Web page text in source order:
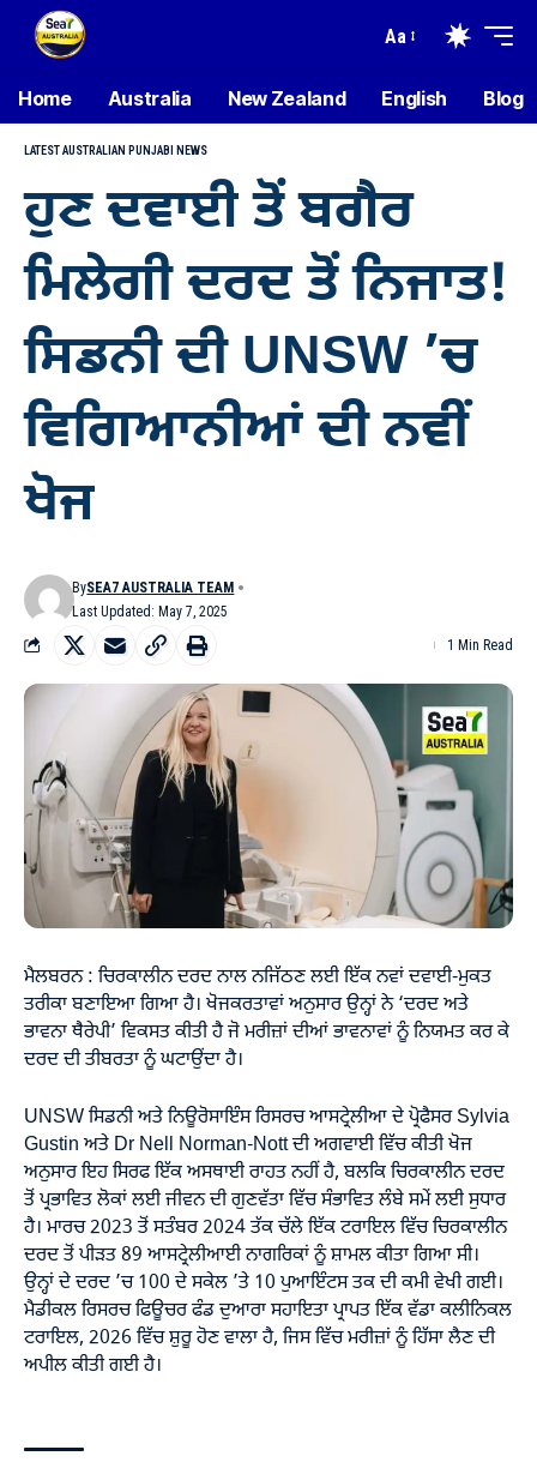
Aa
Home Australia New Zealand English Blog
LATEST AUSTRALIAN PUNJABI NEWS
ਹੁਣ ਦਵਾਈ ਤੋਂ ਬਗੈਰ
ਮਿਲੇਗੀ ਦਰਦ ਤੋਂ ਨਿਜਾਤ!
ਸਿਡਨੀ ਦੀ UNSW ’ਚ
ਵਿਗਿਆਨੀਆਂ ਦੀ ਨਵੀਂ
ਖੋਜ
Last Updated: May 7, 2025
BySEA7 AUSTRALIA TEAM
1 Min Read
ਮੈਲਬਰਨ : ਚਿਰਕਾਲੀਨ ਦਰਦ ਨਾਲ ਨਜਿੱਠਣ ਲਈ ਇੱਕ ਨਵਾਂ ਦਵਾਈ-ਮੁਕਤ
ਤਰੀਕਾ ਬਣਾਇਆ ਗਿਆ ਹੈ। ਖੋਜਕਰਤਾਵਾਂ ਅਨੁਸਾਰ ਉਨ੍ਹਾਂ ਨੇ ‘ਦਰਦ ਅਤੇ
ਭਾਵਨਾ ਥੈਰੇਪੀ’ ਵਿਕਸਤ ਕੀਤੀ ਹੈ ਜੋ ਮਰੀਜ਼ਾਂ ਦੀਆਂ ਭਾਵਨਾਵਾਂ ਨੂੰ ਨਿਯਮਤ ਕਰ ਕੇ
ਦਰਦ ਦੀ ਤੀਬਰਤਾ ਨੂੰ ਘਟਾਉਂਦਾ ਹੈ।
UNSW ਸਿਡਨੀ ਅਤੇ ਨਿਊਰੋਸਾਇੰਸ ਰਿਸਰਚ ਆਸਟ੍ਰੇਲੀਆ ਦੇ ਪ੍ਰੋਫੈਸਰ Sylvia
Gustin ਅਤੇ Dr Nell Norman-Nott ਦੀ ਅਗਵਾਈ ਵਿੱਚ ਕੀਤੀ ਖੋਜ
ਅਨੁਸਾਰ ਇਹ ਸਿਰਫ ਇੱਕ ਅਸਥਾਈ ਰਾਹਤ ਨਹੀਂ ਹੈ, ਬਲਕਿ ਚਿਰਕਾਲੀਨ ਦਰਦ
ਤੋਂ ਪ੍ਰਭਾਵਿਤ ਲੋਕਾਂ ਲਈ ਜੀਵਨ ਦੀ ਗੁਣਵੱਤਾ ਵਿੱਚ ਸੰਭਾਵਿਤ ਲੰਬੇ ਸਮੇਂ ਲਈ ਸੁਧਾਰ
ਹੈ। ਮਾਰਚ 2023 ਤੋਂ ਸਤੰਬਰ 2024 ਤੱਕ ਚੱਲੇ ਇੱਕ ਟਰਾਇਲ ਵਿੱਚ ਚਿਰਕਾਲੀਨ
ਦਰਦ ਤੋਂ ਪੀੜਤ 89 ਆਸਟ੍ਰੇਲੀਆਈ ਨਾਗਰਿਕਾਂ ਨੂੰ ਸ਼ਾਮਲ ਕੀਤਾ ਗਿਆ ਸੀ।
ਉਨ੍ਹਾਂ ਦੇ ਦਰਦ ’ਚ 100 ਦੇ ਸਕੇਲ ’ਤੇ 10 ਪੁਆਇੰਟਸ ਤਕ ਦੀ ਕਮੀ ਵੇਖੀ ਗਈ।
ਮੈਡੀਕਲ ਰਿਸਰਚ ਫਿਊਚਰ ਫੰਡ ਦੁਆਰਾ ਸਹਾਇਤਾ ਪ੍ਰਾਪਤ ਇੱਕ ਵੱਡਾ ਕਲੀਨਿਕਲ
ਟਰਾਇਲ, 2026 ਵਿੱਚ ਸ਼ੁਰੂ ਹੋਣ ਵਾਲਾ ਹੈ, ਜਿਸ ਵਿੱਚ ਮਰੀਜ਼ਾਂ ਨੂੰ ਹਿੱਸਾ ਲੈਣ ਦੀ
ਅਪੀਲ ਕੀਤੀ ਗਈ ਹੈ।